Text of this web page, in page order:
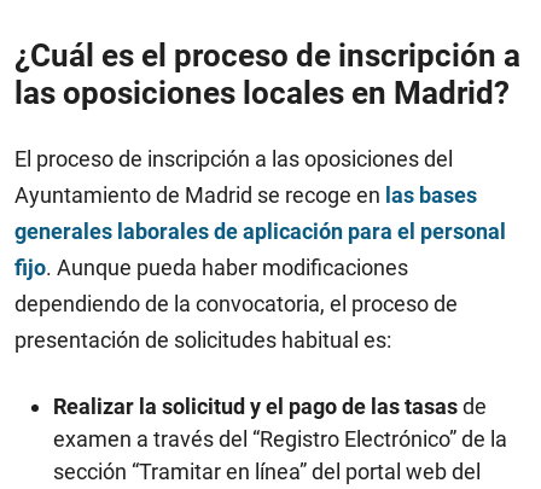
¿Cuál es el proceso de inscripción a
las oposiciones locales en Madrid?
El proceso de inscripción a las oposiciones del
Ayuntamiento de Madrid se recoge en las bases
generales laborales de aplicación para el personal
fijo. Aunque pueda haber modificaciones
dependiendo de la convocatoria, el proceso de
presentación de solicitudes habitual es:
Realizar la solicitud y el pago de las tasasde
examen a través del “Registro Electrónico” de la
sección “Tramitar en línea” del portal web del